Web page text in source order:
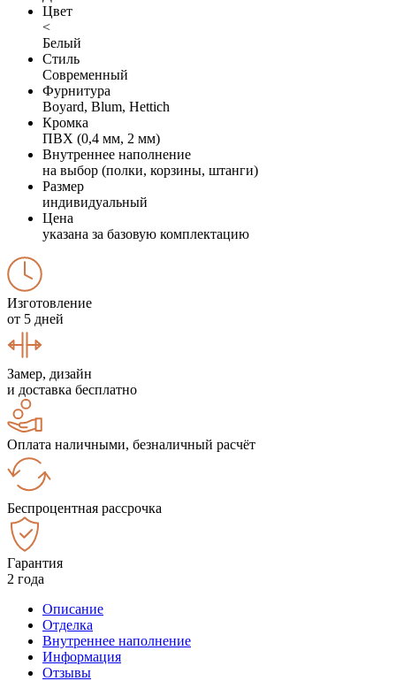
Цвет
<
Белый
Стиль
Современный
Фурнитура
Boyard, Blum, Hettich
Кромка
ПВХ (0,4 мм, 2 мм)
Внутреннее наполнение
на выбор (полки, корзины, штанги)
Размер
индивидуальный
Цена
указана за базовую комплектацию
Изготовление
от 5 дней
Замер, дизайн
и доставка бесплатно
Оплата наличными, безналичный расчёт
Беспроцентная рассрочка
Гарантия
2 года
Описание
Отделка
Внутреннее наполнение
Информация
Отзывы